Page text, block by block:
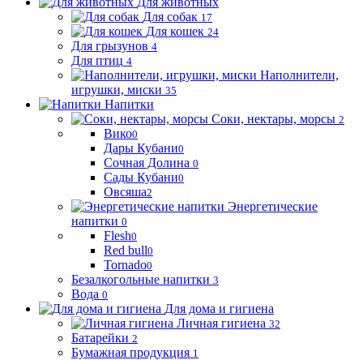
Для собак 17
Для кошек 24
Для грызунов 4
Для птиц 4
Наполнители,
игрушки, миски 35
Напитки
Соки, нектары, морсы 2
Вико0
Дары Кубани0
Сочная Долина 0
Сады Кубани0
Овсяша2
Энергетические
напитки 0
Flesh0
Red bull0
Tornado0
Безалкогольные напитки 3
Вода 0
Для дома и гигиена
Личная гигиена 32
Батарейки 2
Бумажная продукция 1